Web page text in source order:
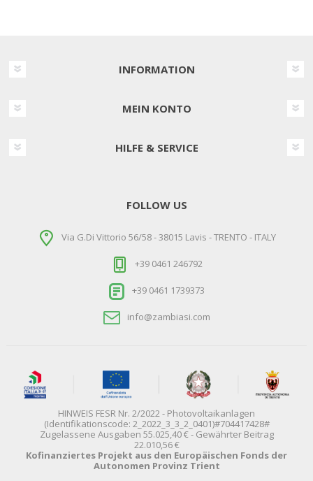
INFORMATION
MEIN KONTO
HILFE & SERVICE
FOLLOW US
Via G.Di Vittorio 56/58 - 38015 Lavis - TRENTO - ITALY
+39 0461 246792
+39 0461 1739373
info@zambiasi.com
HINWEIS FESR Nr. 2/2022 - Photovoltaikanlagen
(Identifikationscode: 2_2022_3_3_2_0401)#704417428#
Zugelassene Ausgaben 55.025,40 € - Gewährter Beitrag
22.010,56 €
Kofinanziertes Projekt aus den Europäischen Fonds der
Autonomen Provinz Trient